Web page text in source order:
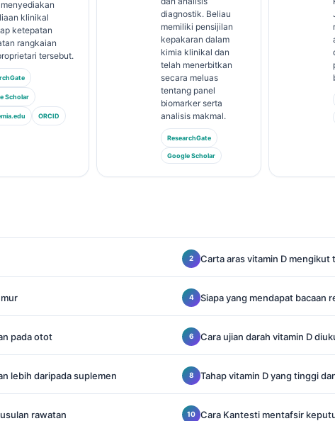
klinikal
ketepatan
rangkaian
tersebut.
Scholar
ORCID
diagnostik. Beliau
memiliki pensijilan
kepakaran dalam
kimia klinikal dan
telah menerbitkan
secara meluas
tentang panel
biomarker serta
analisis makmal.
ResearchGate
Google Scholar
Carta aras vitamin D mengikut
Siapa yang mendapat bacaan
pada otot Cara ujian darah vitamin D
lebih daripada suplemen Tahap vitamin D yang tinggi
rawatan Cara Kantesti mentafsir